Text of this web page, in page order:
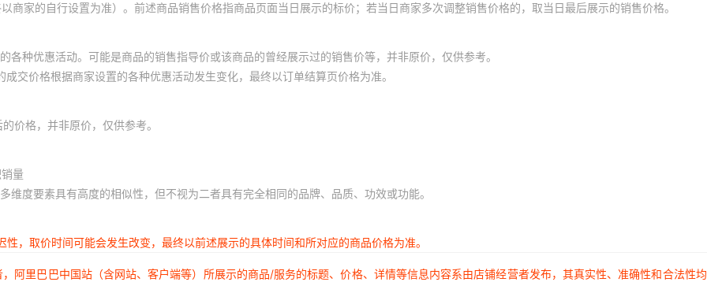
家的自行设置为准）。前述商品销售价格指商品页面当日展示的标价；若当日商家多次调整销售价格的，取当日最后展示的销售价格。
种优惠活动。可能是商品的销售指导价或该商品的曾经展示过的销售价等，并非原价，仅供参考。
交价格根据商家设置的各种优惠活动发生变化，最终以订单结算页价格为准。
价格，并非原价，仅供参考。
量
度要素具有高度的相似性，但不视为二者具有完全相同的品牌、品质、功效或功能。
，取价时间可能会发生改变，最终以前述展示的具体时间和所对应的商品价格为准。
阿里巴巴中国站（含网站、客户端等）所展示的商品/服务的标题、价格、详情等信息内容系由店铺经营者发布，其真实性、准确性和合法性